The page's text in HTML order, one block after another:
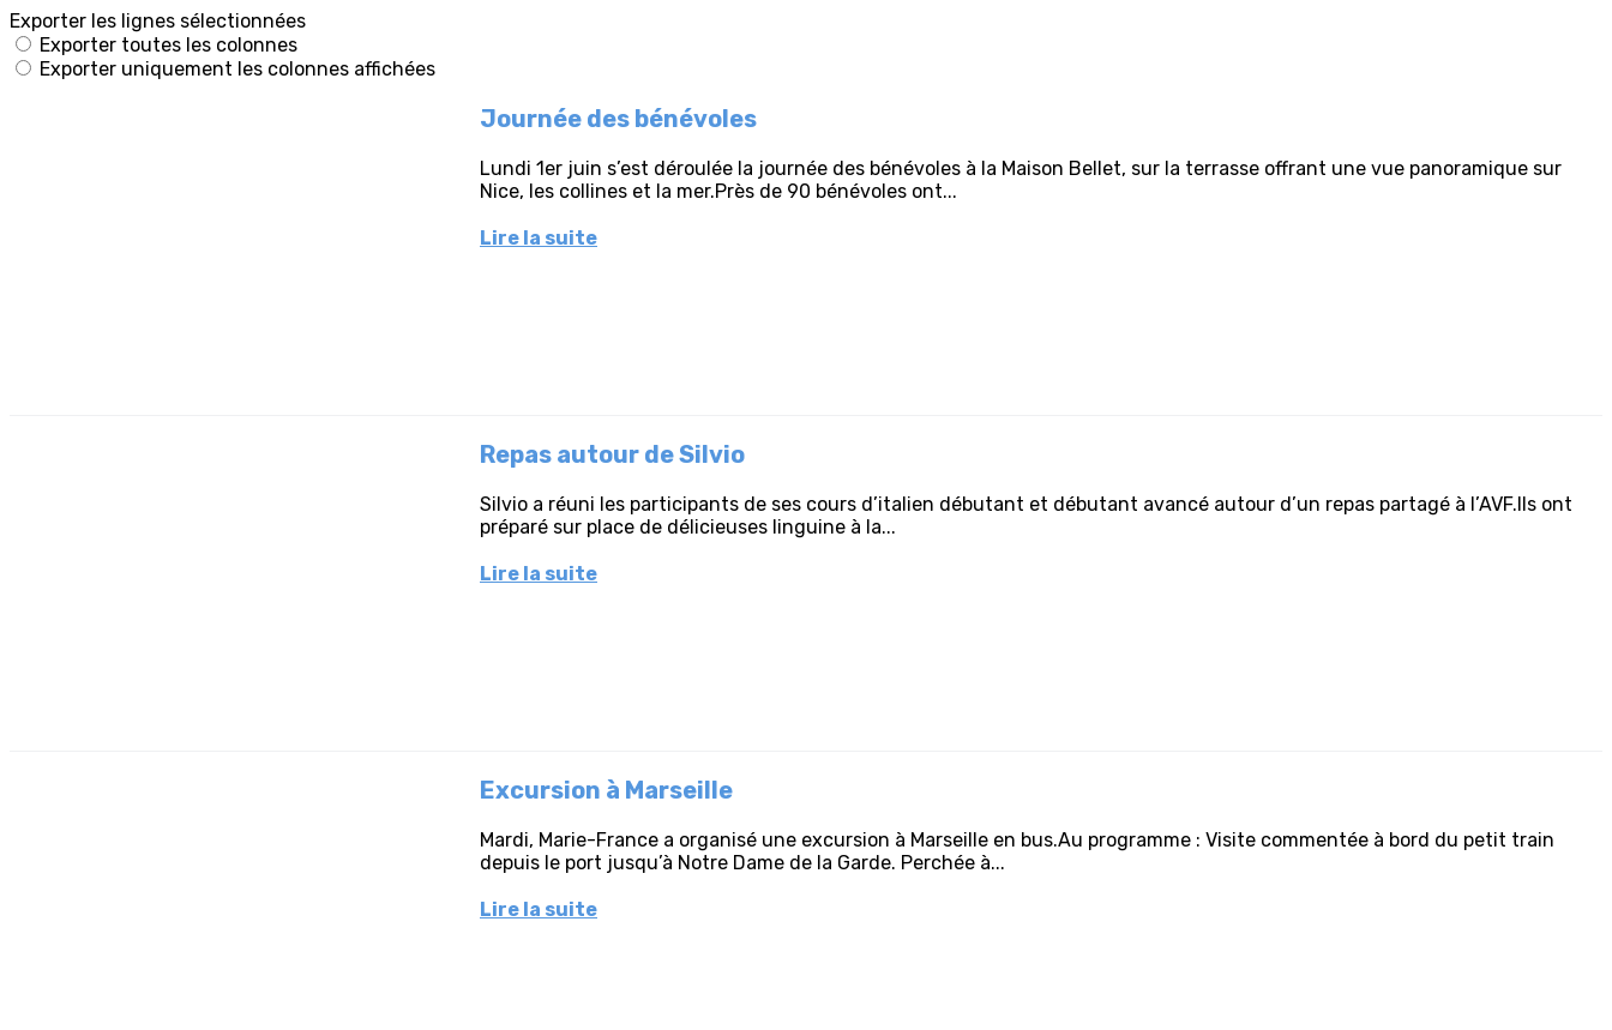
Exporter les lignes sélectionnées
Exporter toutes les colonnes
Exporter uniquement les colonnes affichées
Journée des bénévoles
Lundi 1er juin s’est déroulée la journée des bénévoles à la Maison Bellet, sur la terrasse offrant une vue panoramique sur
Nice, les collines et la mer.Près de 90 bénévoles ont...
Lire la suite
Repas autour de Silvio
Silvio a réuni les participants de ses cours d’italien débutant et débutant avancé autour d’un repas partagé à l’AVF.Ils ont
préparé sur place de délicieuses linguine à la...
Lire la suite
Excursion à Marseille
Mardi, Marie-France a organisé une excursion à Marseille en bus.Au programme : Visite commentée à bord du petit train
depuis le port jusqu’à Notre Dame de la Garde. Perchée à...
Lire la suite